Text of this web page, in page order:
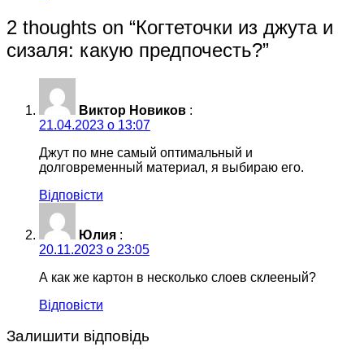
2 thoughts on “Когтеточки из джута и
сизаля: какую предпочесть?”
Виктор Новиков :
21.04.2023 о 13:07
Джут по мне самый оптимальный и
долговременный материал, я выбираю его.
Відповісти
Юлия :
20.11.2023 о 23:05
А как же картон в несколько слоев склееный?
Відповісти
Залишити відповідь